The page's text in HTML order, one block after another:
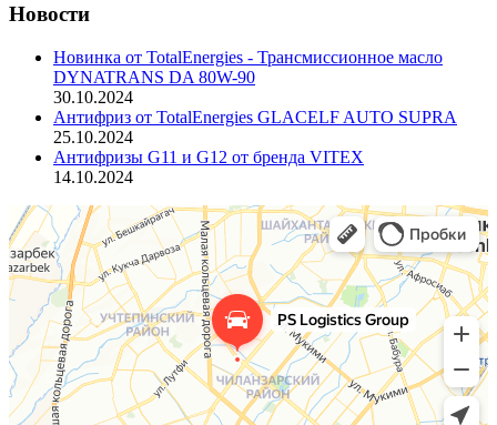
Новости
Новинка от TotalEnergies - Трансмиссионное масло
DYNATRANS DA 80W-90
30.10.2024
Антифриз от TotalEnergies GLAСELF AUTO SUPRA
25.10.2024
Антифризы G11 и G12 от бренда VITEX
14.10.2024